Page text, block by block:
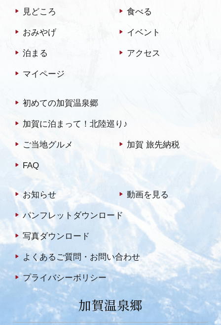
見どころ 食べる
おみやげ イベント
泊まる アクセス
マイページ
初めての加賀温泉郷
加賀に泊まって！北陸巡り♪
ご当地グルメ 加賀 旅先納税
FAQ
お知らせ 動画を見る
パンフレットダウンロード
写真ダウンロード
よくあるご質問・お問い合わせ
プライバシーポリシー
加賀温泉郷